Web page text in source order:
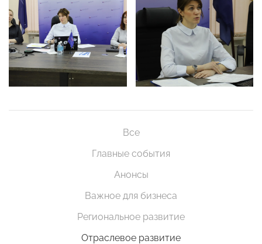
Все
Главные события
Анонсы
Важное для бизнеса
Региональное развитие
Отраслевое развитие